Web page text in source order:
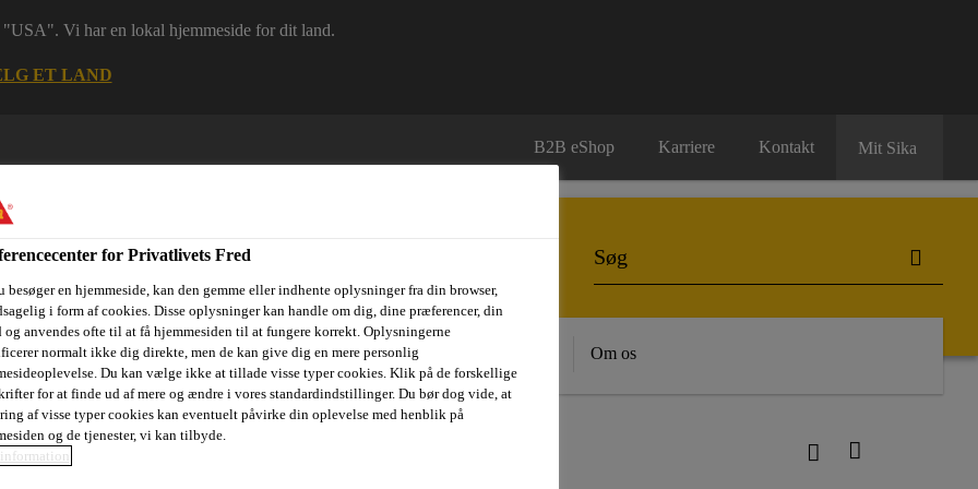
Vi har en lokal hjemmeside for dit land.
ET LAND
B2B eShop Karriere Kontakt Mit Sika
Dokumenter Digital værktøjskasse Referencer Om os
for Privatlivets Fred
besøger en hjemmeside, kan den gemme eller indhente oplysninger fra din browser,
i form af cookies. Disse oplysninger kan handle om dig, dine præferencer, din
og anvendes ofte til at få hjemmesiden til at fungere korrekt. Oplysningerne
normalt ikke dig direkte, men de kan give dig en mere personlig
Du kan vælge ikke at tillade visse typer cookies. Klik på de forskellige
for at finde ud af mere og ændre i vores standardindstillinger. Du bør dog vide, at
af visse typer cookies kan eventuelt påvirke din oplevelse med henblik på
og de tjenester, vi kan tilbyde.